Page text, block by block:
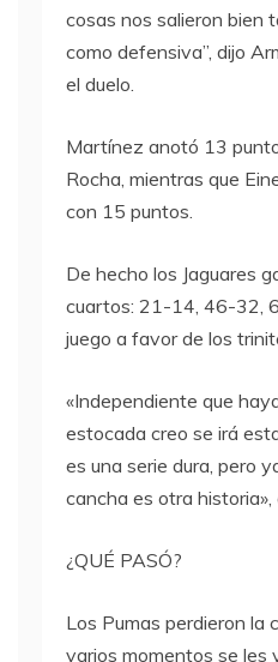
cosas nos salieron bien
como defensiva”, dijo
el duelo.
Martínez anotó 13
Rocha, mientras que
con 15 puntos.
De hecho los Jaguares
cuartos: 21-14, 46-32,
juego a favor de los
«Independiente que
estocada creo se irá
es una serie dura, pero
cancha es otra
¿QUÉ PASÓ?
Los Pumas perdieron la
varios momentos se les